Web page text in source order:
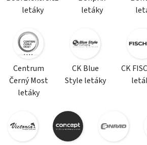
letáky
letáky
Centrum
Černý Most
letáky
CK Blue
Style letáky
CK